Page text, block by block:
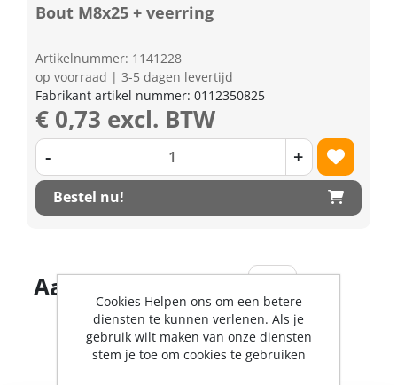
Bout M8x25 + veerring
Artikelnummer: 1141228
op voorraad | 3-5 dagen levertijd
Fabrikant artikel nummer: 0112350825
€ 0,73 excl. BTW
- +
Bestel nu!
Aantal producten
Cookies Helpen ons om een betere
diensten te kunnen verlenen. Als je
gebruik wilt maken van onze diensten
stem je toe om cookies te gebruiken